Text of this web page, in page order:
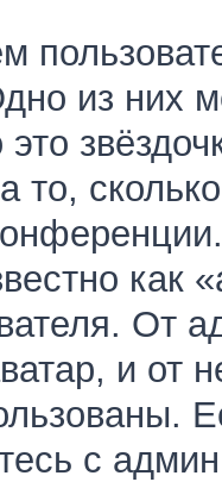
из них
то,
как
От
и от
с